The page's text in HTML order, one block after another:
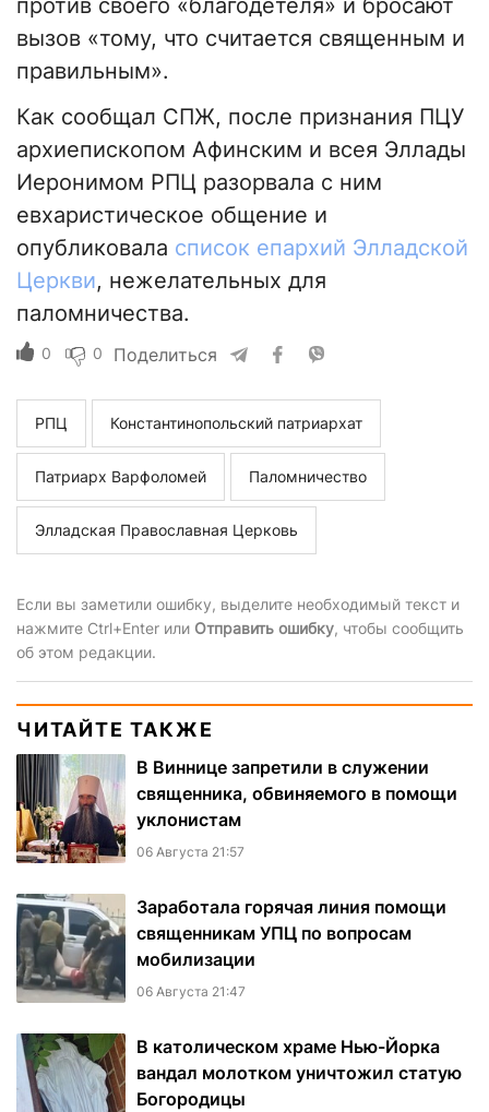
против своего «благодетеля» и бросают
вызов «тому, что считается священным и
правильным».
Как сообщал СПЖ, после признания ПЦУ
архиепископом Афинским и всея Эллады
Иеронимом РПЦ разорвала с ним
евхаристическое общение и
опубликовала список епархий Элладской
Церкви, нежелательных для
паломничества.
0 0 Поделиться
РПЦ Константинопольский патриархат
Патриарх Варфоломей Паломничество
Элладская Православная Церковь
Если вы заметили ошибку, выделите необходимый текст и
нажмите Ctrl+Enter или Отправить ошибку, чтобы сообщить
об этом редакции.
ЧИТАЙТЕ ТАКЖЕ
В Виннице запретили в служении
священника, обвиняемого в помощи
уклонистам
06 Августа 21:57
Заработала горячая линия помощи
священникам УПЦ по вопросам
мобилизации
06 Августа 21:47
В католическом храме Нью-Йорка
вандал молотком уничтожил статую
Богородицы